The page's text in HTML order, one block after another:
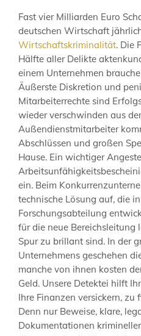
Fast vier Milliarden Euro
deutschen Wirtschaft
Wirtschaftskriminalität. Die
Hälfte aller Delikte
einem Unternehmen
Äußerste Diskretion und
Mitarbeiterrechte sind
wieder verschwinden aus
Außendienstmitarbeiter
Abschlüssen und großen
Hause. Ein wichtiger
ein. Beim
technische Lösung auf, die
Forschungsabteilung
für die neue Bereichsleitung
Spur zu brillant sind. In der
Unternehmens geschehen
manche von ihnen kosten
Geld. Unsere Detektei hilft
Ihre Finanzen versickern,
Denn nur Beweise, klare,
Dokumentationen